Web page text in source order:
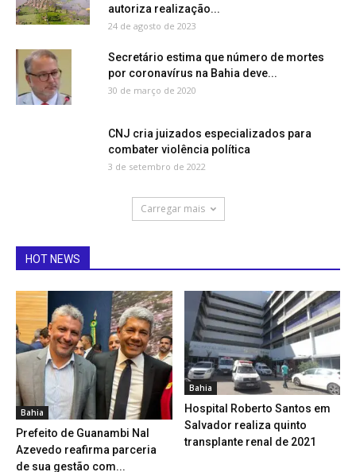
autoriza realização...
24 de agosto de 2023
Secretário estima que número de mortes
por coronavírus na Bahia deve...
30 de março de 2020
CNJ cria juizados especializados para
combater violência política
3 de setembro de 2022
Carregar mais
HOT NEWS
Bahia
Prefeito de Guanambi Nal
Azevedo reafirma parceria
de sua gestão com...
Bahia
Hospital Roberto Santos em
Salvador realiza quinto
transplante renal de 2021